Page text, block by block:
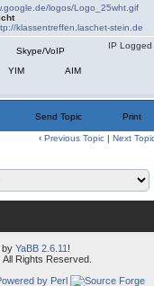
logos/Logo_25wht.gif
klassentreffen.laschet-stein.de
Skype/VoIP
YIM AIM
IP Logged
Send Topic Print
‹ Previous Topic | Next
by YaBB 2.6.11 !
Rights Reserved.